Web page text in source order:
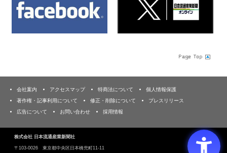
会社案内 アクセスマップ 特商法について
個人情報保護
著作権・記事利用について
修正・削除について
プレスリリース
広告について
お問い合わせ 採用情報
株式会社 日本流通産業新聞社
〒103‐0026 東京都中央区日本橋兜町11-11